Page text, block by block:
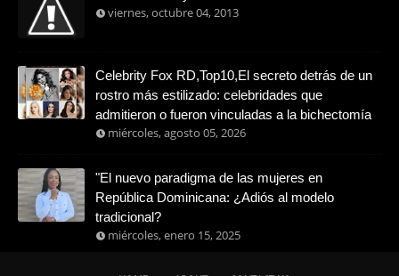
viernes, octubre 04, 2013
Celebrity Fox RD,Top10,El secreto detrás de un
rostro más estilizado: celebridades que
admitieron o fueron vinculadas a la bichectomía
miércoles, agosto 05, 2026
"El nuevo paradigma de las mujeres en
República Dominicana: ¿Adiós al modelo
tradicional?
miércoles, enero 15, 2025